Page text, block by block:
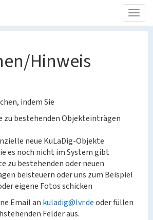
Hinweis
indem Sie
zu bestehenden Objekteinträgen
neue KuLaDig-Objekte
es noch nicht im System gibt
zu bestehenden oder neuen
beisteuern oder uns zum Beispiel
eigene Fotos schicken
Email an kuladig@lvr.deoder füllen
Felder aus.